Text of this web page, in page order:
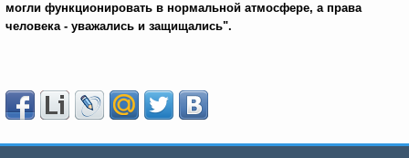
могли функционировать в нормальной атмосфере, а права
человека - уважались и защищались".